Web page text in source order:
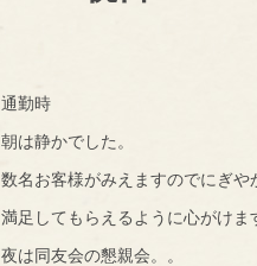
通勤時
朝は静かでした。
数名お客様がみえますのでにぎや
満足してもらえるように心がけま
夜は同友会の懇親会。。